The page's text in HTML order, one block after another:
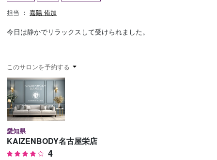
担当 ： 嘉陽 侑加
今日は静かでリラックスして受けられました。
このサロンを予約する
愛知県
KAIZENBODY名古屋栄店
4